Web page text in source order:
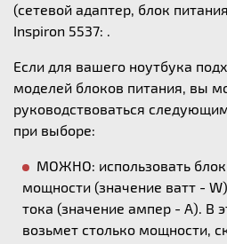
(сетевой адаптер, блок
Inspiron 5537: .
Если для вашего ноутбука
моделей блоков питания, вы
руководствоваться
при выборе:
МОЖНО: использовать
мощности (значение ватт -
тока (значение ампер - А). В
возьмет столько мощности,